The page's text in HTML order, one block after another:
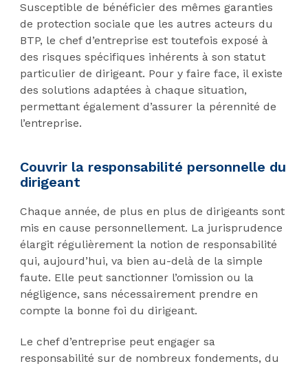
Susceptible de bénéficier des mêmes garanties
de protection sociale que les autres acteurs du
BTP, le chef d’entreprise est toutefois exposé à
des risques spécifiques inhérents à son statut
particulier de dirigeant. Pour y faire face, il existe
des solutions adaptées à chaque situation,
permettant également d’assurer la pérennité de
l’entreprise.
Couvrir la responsabilité personnelle du
dirigeant
Chaque année, de plus en plus de dirigeants sont
mis en cause personnellement. La jurisprudence
élargit régulièrement la notion de responsabilité
qui, aujourd’hui, va bien au-delà de la simple
faute. Elle peut sanctionner l’omission ou la
négligence, sans nécessairement prendre en
compte la bonne foi du dirigeant.
Le chef d’entreprise peut engager sa
responsabilité sur de nombreux fondements, du